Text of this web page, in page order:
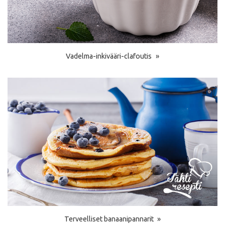
Vadelma-inkivääri-clafoutis
Terveelliset banaanipannarit